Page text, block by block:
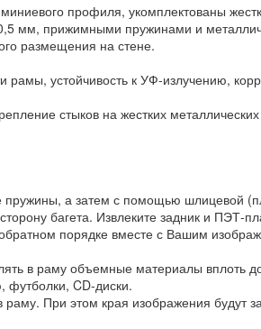
профиля, укомплектованы
мм, прижимными пружинами и
размещения на стене.
устойчивость к УФ-излучению,
стыков на жестких металлических
пружины, а затем с помощью шлицевой
багета. Извлеките задник и ПЭТ-
порядке вместе с Вашим
в раму объемные материалы вплоть
футболки, CD-диски.
При этом края изображения будут